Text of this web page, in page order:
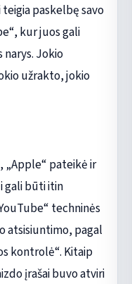
paskelbę savo
kur juos gali
Jokio
užrakto, jokio
pateikė ir
gali būti itin
techninės
atsisiuntimo, pagal
kontrolė“. Kitaip
įrašai buvo atviri